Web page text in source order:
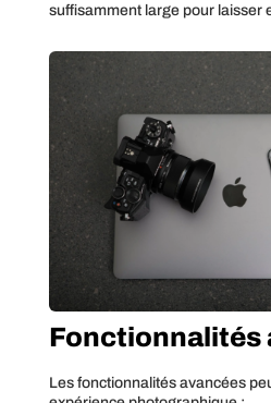
suffisamment large pour laisser
Fonctionnalités
Les fonctionnalités avancées